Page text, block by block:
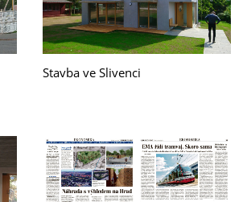
Stavba ve Slivenci